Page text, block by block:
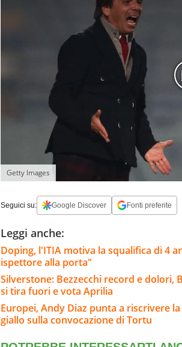
Getty Images
Seguici su: Google Discover Fonti preferite
Leggi anche:
Doping, l'ITIA motiva la squalifica di 4
ispettore alla porta"
Silverstone: Bezzecchi record e
si tira fuori e vota Aprilia
Europei, Andy Diaz punta a riscrivere
giallo sulla convocazione di Tortu